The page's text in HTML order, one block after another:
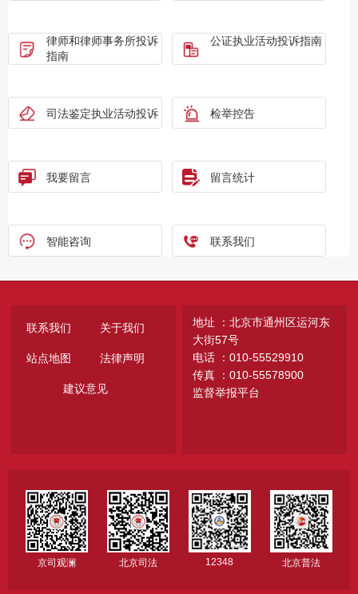
律师和律师事务所投诉
指南
公证执业活动投诉指南
司法鉴定执业活动投诉 检举控告
我要留言 留言统计
智能咨询 联系我们
联系我们 关于我们
站点地图 法律声明
建议意见
地址 ：北京市通州区运河东
大街57号
电话 ：010-55529910
传真 ：010-55578900
监督举报平台
京司观澜 北京司法 12348 北京普法